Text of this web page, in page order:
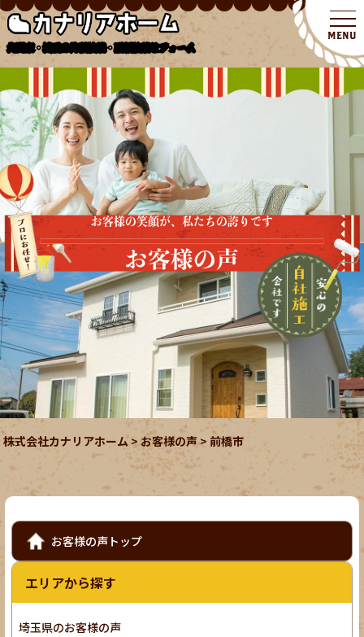
北関東・埼玉の外壁塗装・屋根塗装リフォーム
お客様の笑顔が、私たちの誇りです
お客様の声
株式会社カナリアホーム>お客様の声> 前橋市
お客様の声トップ
エリアから探す
埼玉県のお客様の声